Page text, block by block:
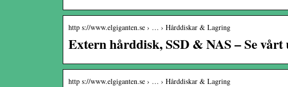
http s://www.elgiganten.se › … › Hårddiskar & Lagring
Extern hårddisk, SSD & NAS – Se
http s://www.elgiganten.se › … › Hårddiskar & Lagring